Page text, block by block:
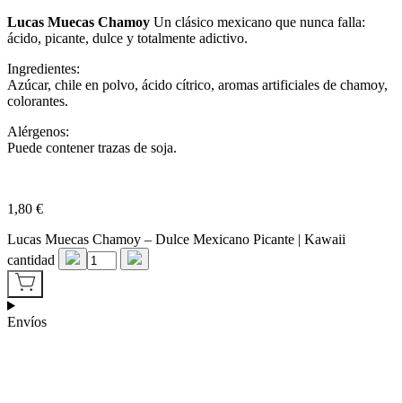
Lucas Muecas Chamoy Un clásico mexicano que nunca falla:
ácido, picante, dulce y totalmente adictivo.
Ingredientes:
Azúcar, chile en polvo, ácido cítrico, aromas artificiales de chamoy,
colorantes.
Alérgenos:
Puede contener trazas de soja.
1,80 €
Lucas Muecas Chamoy – Dulce Mexicano Picante | Kawaii
cantidad
Envíos